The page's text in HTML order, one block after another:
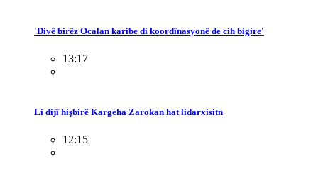
'Divê birêz Ocalan karibe di koordînasyonê de cih bigire'
13:17
Li dijî hişbirê Kargeha Zarokan hat lidarxisitn
12:15